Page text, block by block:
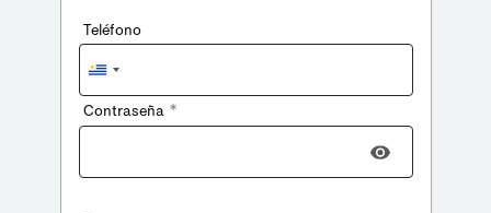
Teléfono
Uruguay
+598
Contraseña *